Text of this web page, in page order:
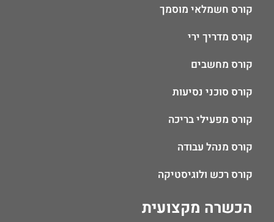
הכשרה מקצועית
קורס חשמלאי מוסמך
קורס מדריך ירי
קורס מחשבים
קורס סוכני נסיעות
קורס מפעילי בריכה
קורס מנהל עבודה
קורס רכש ולוגיסטיקה